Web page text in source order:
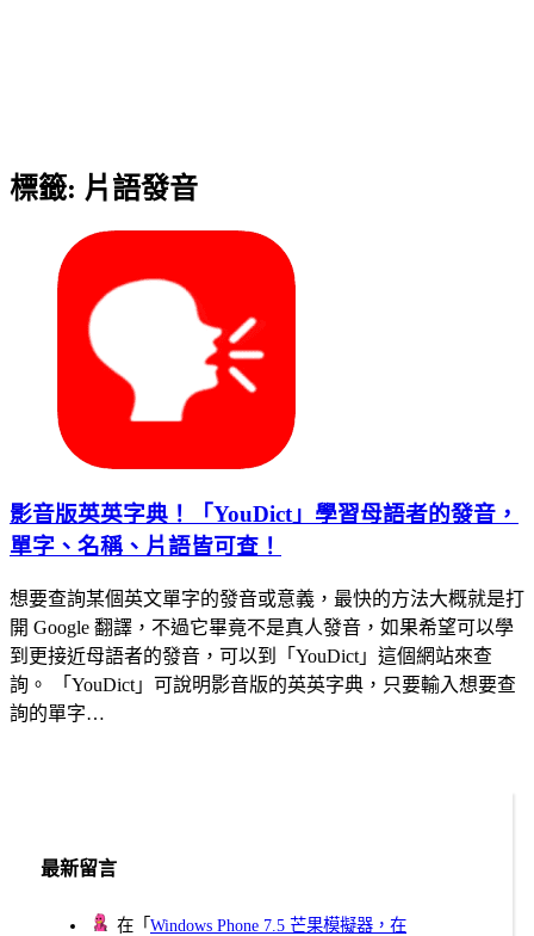
標籤: 片語發音
影音版英英字典！「YouDict」學習母語者的發音，
單字、名稱、片語皆可查！
想要查詢某個英文單字的發音或意義，最快的方法大概就是打
開 Google 翻譯，不過它畢竟不是真人發音，如果希望可以學
到更接近母語者的發音，可以到「YouDict」這個網站來查
詢。 「YouDict」可說明影音版的英英字典，只要輸入想要查
詢的單字…
最新留言
在「Windows Phone 7.5 芒果模擬器，在